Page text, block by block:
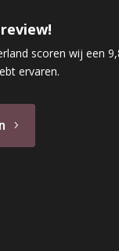
scoren wij een
ervaren.